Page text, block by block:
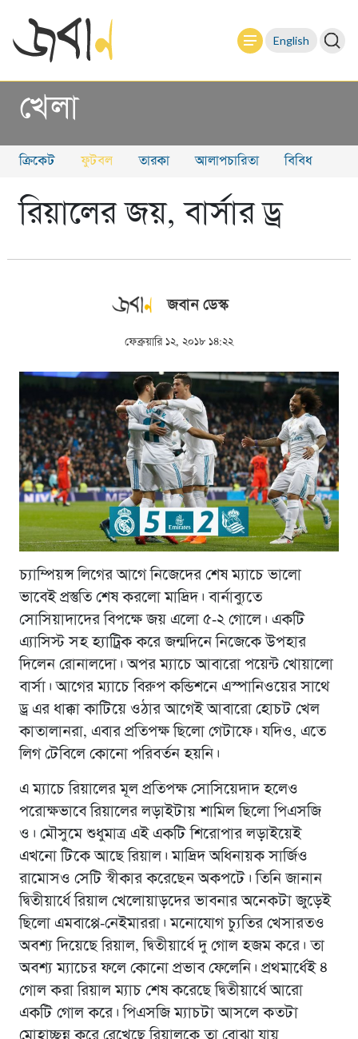
English
খেলা
ক্রিকেট ফুটবল তারকা আলাপচারিতা বিবিধ
রিয়ালের জয়, বার্সার ড্র
জবান ডেস্ক
ফেব্রুয়ারি ১২, ২০১৮ ১৪:২২
চ্যাম্পিয়ন্স লিগের আগে নিজেদের শেষ ম্যাচে ভালো
ভাবেই প্রস্তুতি শেষ করলো মাদ্রিদ। বার্নাব্যুতে
সোসিয়াদাদের বিপক্ষে জয় এলো ৫-২ গোলে। একটি
এ্যাসিস্ট সহ হ্যাট্রিক করে জন্মদিনে নিজেকে উপহার
দিলেন রোনালদো। অপর ম্যাচে আবারো পয়েন্ট খোয়ালো
বার্সা। আগের ম্যাচে বিরুপ কন্ডিশনে এস্পানিওয়ের সাথে
ড্র এর ধাক্কা কাটিয়ে ওঠার আগেই আবারো হোচট খেল
কাতালানরা, এবার প্রতিপক্ষ ছিলো গেটাফে। যদিও, এতে
লিগ টেবিলে কোনো পরিবর্তন হয়নি।
এ ম্যাচে রিয়ালের মূল প্রতিপক্ষ সোসিয়েদাদ হলেও
পরোক্ষভাবে রিয়ালের লড়াইটায় শামিল ছিলো পিএসজি
ও। মৌসুমে শুধুমাত্র এই একটি শিরোপার লড়াইয়েই
এখনো টিকে আছে রিয়াল। মাদ্রিদ অধিনায়ক সার্জিও
রামোসও সেটি স্বীকার করেছেন অকপটে। তিনি জানান
দ্বিতীয়ার্ধে রিয়াল খেলোয়াড়দের ভাবনার অনেকটা জুড়েই
ছিলো এমবাপ্পে-নেইমাররা। মনোযোগ চ্যুতির খেসারতও
অবশ্য দিয়েছে রিয়াল, দ্বিতীয়ার্ধে দু গোল হজম করে। তা
অবশ্য ম্যাচের ফলে কোনো প্রভাব ফেলেনি। প্রথমার্ধেই ৪
গোল করা রিয়াল ম্যাচ শেষ করেছে দ্বিতীয়ার্ধে আরো
একটি গোল করে। পিএসজি ম্যাচটা আসলে কতটা